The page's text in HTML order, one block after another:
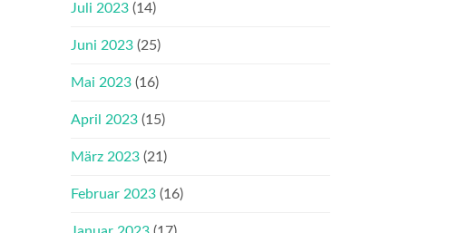
Juli 2023 (14)
Juni 2023 (25)
Mai 2023 (16)
April 2023 (15)
März 2023 (21)
Februar 2023 (16)